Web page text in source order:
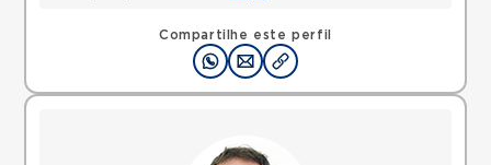
Compartilhe este perfil